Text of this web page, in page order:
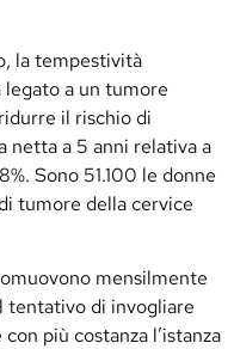
la tempestività
legato a un tumore
il rischio di
netta a 5 anni relativa a
Sono 51.100 le donne
tumore della cervice
mensilmente
tentativo di invogliare
più costanza l’istanza